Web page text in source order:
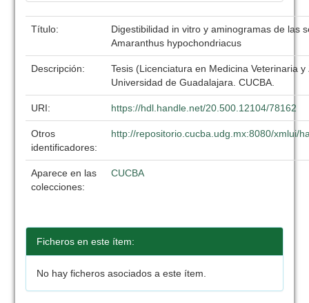
Título:
Digestibilidad in vitro y aminogramas de las
Amaranthus hypochondriacus
Descripción:
Tesis (Licenciatura en Medicina Veterinaria
Universidad de Guadalajara. CUCBA.
URI: https://hdl.handle.net/20.500.12104/78162
Otros
identificadores:
http://repositorio.cucba.udg.mx:8080/xmlui/
Aparece en las
colecciones:
CUCBA
Ficheros en este ítem:
No hay ficheros asociados a este ítem.